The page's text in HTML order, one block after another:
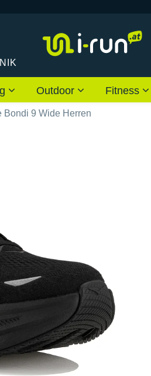
Outdoor Fitness
Bondi 9 Wide Herren